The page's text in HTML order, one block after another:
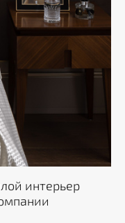
интерьер